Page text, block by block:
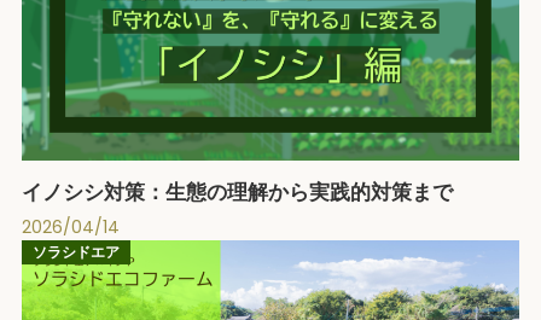
イノシシ対策：生態の理解から実践的対策まで
2026/04/14
ソラシドエア